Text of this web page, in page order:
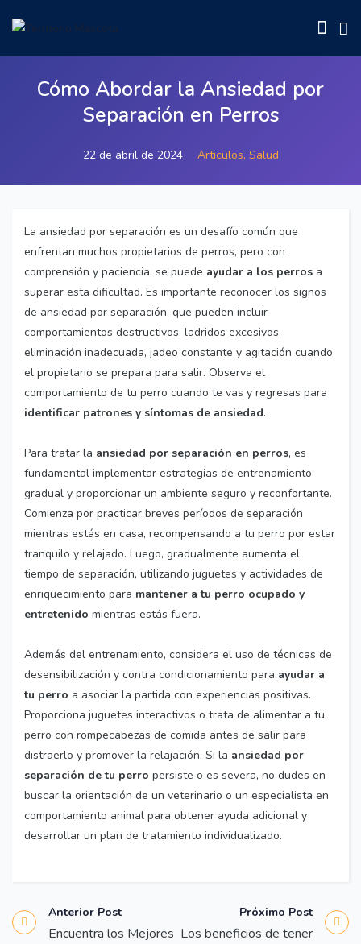
Cómo Abordar la Ansiedad por
Separación en Perros
22 de abril de 2024 Articulos, Salud
La ansiedad por separación es un desafío común que
enfrentan muchos propietarios de perros, pero con
comprensión y paciencia, se puede ayudar a los perros a
superar esta dificultad. Es importante reconocer los signos
de ansiedad por separación, que pueden incluir
comportamientos destructivos, ladridos excesivos,
eliminación inadecuada, jadeo constante y agitación cuando
el propietario se prepara para salir. Observa el
comportamiento de tu perro cuando te vas y regresas para
identificar patrones y síntomas de ansiedad.
Para tratar la ansiedad por separación en perros, es
fundamental implementar estrategias de entrenamiento
gradual y proporcionar un ambiente seguro y reconfortante.
Comienza por practicar breves períodos de separación
mientras estás en casa, recompensando a tu perro por estar
tranquilo y relajado. Luego, gradualmente aumenta el
tiempo de separación, utilizando juguetes y actividades de
enriquecimiento para mantener a tu perro ocupado y
entretenido mientras estás fuera.
Además del entrenamiento, considera el uso de técnicas de
desensibilización y contra condicionamiento para ayudar a
tu perro a asociar la partida con experiencias positivas.
Proporciona juguetes interactivos o trata de alimentar a tu
perro con rompecabezas de comida antes de salir para
distraerlo y promover la relajación. Si la ansiedad por
separación de tu perro persiste o es severa, no dudes en
buscar la orientación de un veterinario o un especialista en
comportamiento animal para obtener ayuda adicional y
desarrollar un plan de tratamiento individualizado.
Anterior Post
Encuentra los Mejores
Próximo Post
Los beneficios de tener